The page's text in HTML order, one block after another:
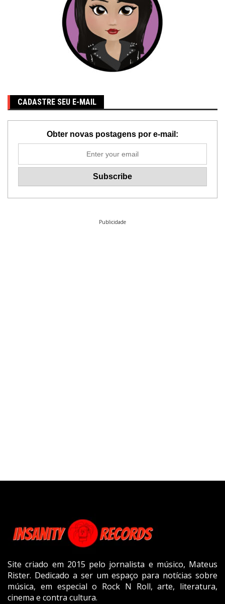
CADASTRE SEU E-MAIL
Obter novas postagens por e-mail:
Publicidade
Site criado em 2015 pelo jornalista e músico, Mateus
Rister. Dedicado a ser um espaço para notícias sobre
música, em especial o Rock N Roll, arte, literatura,
cinema e contra cultura.